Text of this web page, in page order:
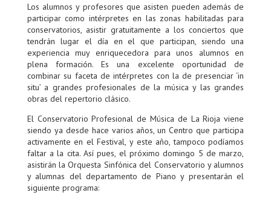
Los alumnos y profesores que asisten pueden además de
participar como intérpretes en las zonas habilitadas para
conservatorios, asistir gratuitamente a los conciertos que
tendrán lugar el día en el que participan, siendo una
experiencia muy enriquecedora para unos alumnos en
plena formación. Es una excelente oportunidad de
combinar su faceta de intérpretes con la de presenciar ‘in
situ’ a grandes profesionales de la música y las grandes
obras del repertorio clásico.
El Conservatorio Profesional de Música de La Rioja viene
siendo ya desde hace varios años, un Centro que participa
activamente en el Festival, y este año, tampoco podíamos
faltar a la cita. Así pues, el próximo domingo 5 de marzo,
asistirán la Orquesta Sinfónica del Conservatorio y alumnos
y alumnas del departamento de Piano y presentarán el
siguiente programa: